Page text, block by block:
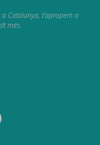
Catalunya, t’apropem a
més.